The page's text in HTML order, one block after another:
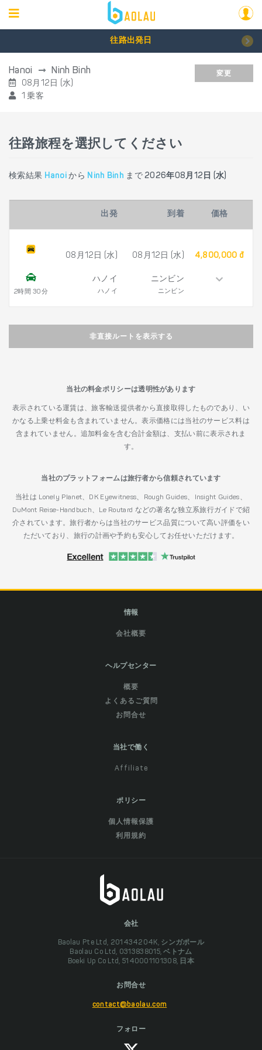
往路出発日
Hanoi Ninh Binh
08月12日 (水)
1 乗客
変更
往路旅程を選択してください
検索結果 Hanoi から Ninh Binh まで2026年08月12日 (水)
出発 到着 価格
2時間 30分
08月12日 (水)
ハノイ
ハノイ
08月12日 (水)
ニンビン
ニンビン
4,800,000 đ
非直接ルートを表示する
当社の料金ポリシーは透明性があります
表示されている運賃は、旅客輸送提供者から直接取得したものであり、い
かなる上乗せ料金も含まれていません。表示価格には当社のサービス料は
含まれていません。追加料金を含む合計金額は、支払い前に表示されま
す。
当社のプラットフォームは旅行者から信頼されています
当社は Lonely Planet、DK Eyewitness、Rough Guides、Insight Guides、
DuMont Reise-Handbuch、Le Routard などの著名な独立系旅行ガイドで紹
介されています。旅行者からは当社のサービス品質について高い評価をい
ただいており、旅行の計画や予約も安心してお任せいただけます。
情報
会社概要
ヘルプセンター
概要
よくあるご質問
お問合せ
当社で働く
Affiliate
ポリシー
個人情報保護
利用規約
会社
Baolau Pte Ltd, 201434204K, シンガポール
Baolau Co Ltd, 0313838015, ベトナム
Boeki Up Co Ltd, 5140001101308, 日本
お問合せ
contact@baolau.com
フォロー